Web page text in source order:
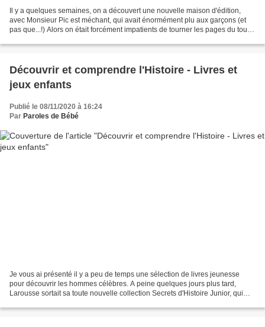
Il y a quelques semaines, on a découvert une nouvelle maison d'édition,
avec Monsieur Pic est méchant, qui avait énormément plu aux garçons (et
pas que...!) Alors on était forcément impatients de tourner les pages du tout
Découvrir et comprendre l'Histoire - Livres et
jeux enfants
Publié le 08/11/2020 à 16:24
Par Paroles de Bébé
Je vous ai présenté il y a peu de temps une sélection de livres jeunesse
pour découvrir les hommes célèbres. A peine quelques jours plus tard,
Larousse sortait sa toute nouvelle collection Secrets d'Histoire Junior, qui